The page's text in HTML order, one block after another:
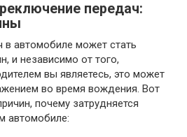
передач:
автомобиле может стать
и независимо от того,
вы являетесь, это может
во время вождения. Вот
почему затрудняется
автомобиле: